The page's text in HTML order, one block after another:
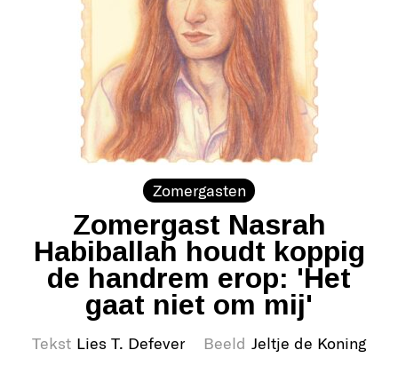
Zomergasten
Zomergast Nasrah
Habiballah houdt koppig
de handrem erop: 'Het
gaat niet om mij'
Tekst Lies T. Defever Beeld Jeltje de Koning